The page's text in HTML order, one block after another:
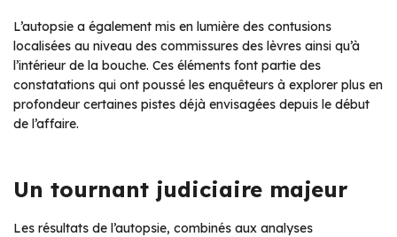
L’autopsie a également mis en lumière des contusions
localisées au niveau des commissures des lèvres ainsi qu’à
l’intérieur de la bouche. Ces éléments font partie des
constatations qui ont poussé les enquêteurs à explorer plus en
profondeur certaines pistes déjà envisagées depuis le début
de l’affaire.
Un tournant judiciaire majeur
Les résultats de l’autopsie, combinés aux analyses